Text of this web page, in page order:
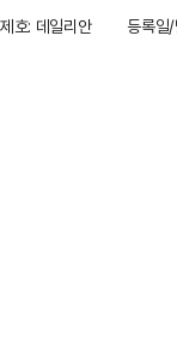
제호: 데일리안
등록